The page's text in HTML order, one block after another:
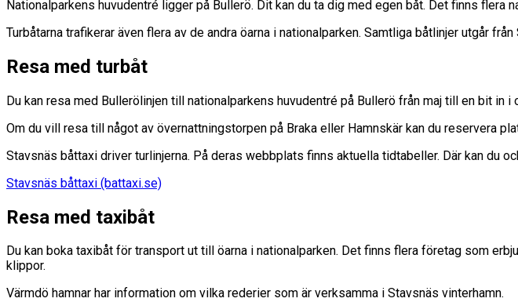
Nationalparkens huvudentré ligger på Bullerö. Dit kan du ta dig med egen båt. Det finns
Turbåtarna trafikerar även flera av de andra öarna i nationalparken. Samtliga båtlinjer utgår
Resa med turbåt
Du kan resa med Bullerölinjen till nationalparkens huvudentré på Bullerö från maj till en bit in i
Om du vill resa till något av övernattningstorpen på Braka eller Hamnskär kan du reservera
Stavsnäs båttaxi driver turlinjerna. På deras webbplats finns aktuella tidtabeller. Där kan du
Stavsnäs båttaxi (battaxi.se)
Resa med taxibåt
Du kan boka taxibåt för transport ut till öarna i nationalparken. Det finns flera företag som
klippor.
Värmdö hamnar har information om vilka rederier som är verksamma i Stavsnäs vinterhamn.